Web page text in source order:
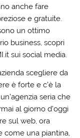
anche fare
e gratuite.
un ottimo
business, scopri
sui social media.
scegliere da
è forte e c’è la
seria che
al giorno d’oggi
sul web, ora
come una piantina,